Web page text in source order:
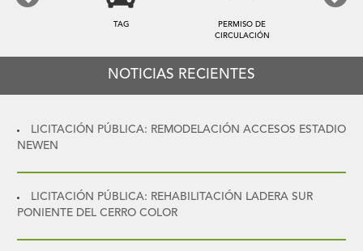
TAG
PERMISO DE
CIRCULACIÓN
NOTICIAS RECIENTES
LICITACIÓN PÚBLICA: REMODELACIÓN ACCESOS ESTADIO
NEWEN
LICITACIÓN PÚBLICA: REHABILITACIÓN LADERA SUR
PONIENTE DEL CERRO COLOR